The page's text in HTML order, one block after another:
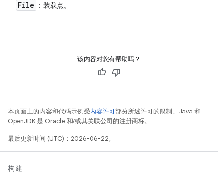
File ：装载点。
该内容对您有帮助吗？
本页面上的内容和代码示例受内容许可部分所述许可的限制。Java 和
OpenJDK 是 Oracle 和/或其关联公司的注册商标。
最后更新时间 (UTC)：2026-06-22。
构建